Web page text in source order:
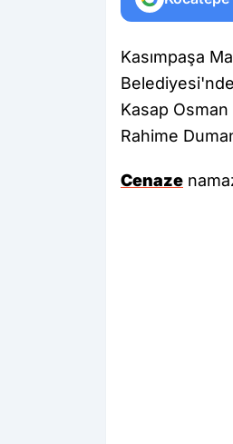
Kasımpaşa
Kasap
Rahime
Cenaze